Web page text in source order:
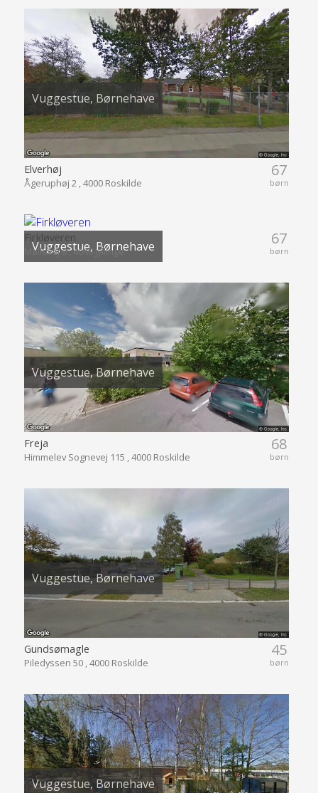
Vuggestue, Børnehave
67
børn
Elverhøj
Ågeruphøj 2 , 4000 Roskilde
Vuggestue, Børnehave 67
børn
Firkløveren
Møllevej 6 , 4040 Jyllinge
Vuggestue, Børnehave
68
børn
Freja
Himmelev Sognevej 115 , 4000 Roskilde
Vuggestue, Børnehave
45
børn
Gundsømagle
Piledyssen 50 , 4000 Roskilde
Vuggestue, Børnehave